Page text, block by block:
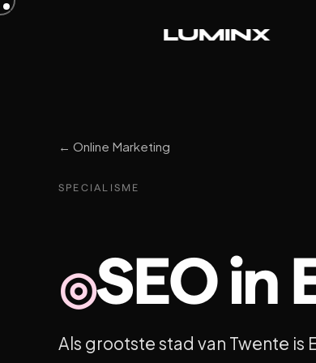
LUMINX
← Online Marketing
SPECIALISME
◎SEO in
Als grootste stad van Twente is